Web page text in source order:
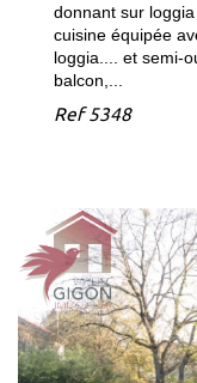
donnant sur
cuisine équipée
loggia.... et semi-
balcon,...
Ref5348